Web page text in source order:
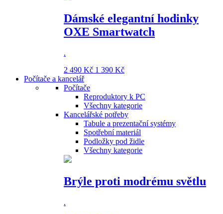
Dámské elegantní hodinky
OXE Smartwatch
.
2 490 Kč 1 390 Kč
Počítače a kancelář
Počítače
Reproduktory k PC
Všechny kategorie
Kancelářské potřeby
Tabule a prezentační systémy
Spotřební materiál
Podložky pod židle
Všechny kategorie
Brýle proti modrému světlu
.